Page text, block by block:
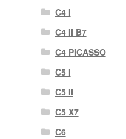
C4 I
C4 II B7
C4 PICASSO
C5 I
C5 II
C5 X7
C6